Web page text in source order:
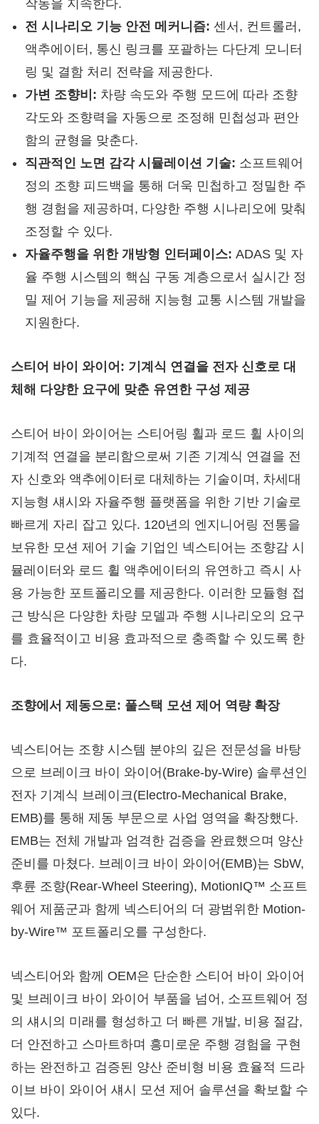
작동을 지속한다.
전 시나리오 기능 안전 메커니즘: 센서, 컨트롤러,
액추에이터, 통신 링크를 포괄하는 다단계 모니터
링 및 결함 처리 전략을 제공한다.
가변 조향비: 차량 속도와 주행 모드에 따라 조향
각도와 조향력을 자동으로 조정해 민첩성과 편안
함의 균형을 맞춘다.
직관적인 노면 감각 시뮬레이션 기술: 소프트웨어
정의 조향 피드백을 통해 더욱 민첩하고 정밀한 주
행 경험을 제공하며, 다양한 주행 시나리오에 맞춰
조정할 수 있다.
자율주행을 위한 개방형 인터페이스: ADAS 및 자
율 주행 시스템의 핵심 구동 계층으로서 실시간 정
밀 제어 기능을 제공해 지능형 교통 시스템 개발을
지원한다.
스티어 바이 와이어: 기계식 연결을 전자 신호로 대
체해 다양한 요구에 맞춘 유연한 구성 제공
스티어 바이 와이어는 스티어링 휠과 로드 휠 사이의
기계적 연결을 분리함으로써 기존 기계식 연결을 전
자 신호와 액추에이터로 대체하는 기술이며, 차세대
지능형 섀시와 자율주행 플랫폼을 위한 기반 기술로
빠르게 자리 잡고 있다. 120년의 엔지니어링 전통을
보유한 모션 제어 기술 기업인 넥스티어는 조향감 시
뮬레이터와 로드 휠 액추에이터의 유연하고 즉시 사
용 가능한 포트폴리오를 제공한다. 이러한 모듈형 접
근 방식은 다양한 차량 모델과 주행 시나리오의 요구
를 효율적이고 비용 효과적으로 충족할 수 있도록 한
다.
조향에서 제동으로: 풀스택 모션 제어 역량 확장
넥스티어는 조향 시스템 분야의 깊은 전문성을 바탕
으로 브레이크 바이 와이어(Brake-by-Wire) 솔루션인
전자 기계식 브레이크(Electro-Mechanical Brake,
EMB)를 통해 제동 부문으로 사업 영역을 확장했다.
EMB는 전체 개발과 엄격한 검증을 완료했으며 양산
준비를 마쳤다. 브레이크 바이 와이어(EMB)는 SbW,
후륜 조향(Rear-Wheel Steering), MotionIQ™ 소프트
웨어 제품군과 함께 넥스티어의 더 광범위한 Motion-
by-Wire™ 포트폴리오를 구성한다.
넥스티어와 함께 OEM은 단순한 스티어 바이 와이어
및 브레이크 바이 와이어 부품을 넘어, 소프트웨어 정
의 섀시의 미래를 형성하고 더 빠른 개발, 비용 절감,
더 안전하고 스마트하며 흥미로운 주행 경험을 구현
하는 완전하고 검증된 양산 준비형 비용 효율적 드라
이브 바이 와이어 섀시 모션 제어 솔루션을 확보할 수
있다.